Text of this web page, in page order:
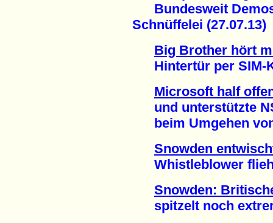
Bundesweit
Schnüffelei (27.07.13)
Big Brother hört
Hintertür per SIM-
Microsoft half
und unterstützte
beim Umgehen von
Snowden
Whistleblower flieht
Snowden:
spitzelt noch